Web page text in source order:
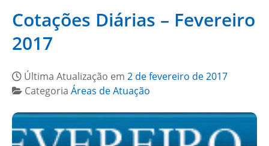
Cotações Diárias – Fevereiro
2017
Última Atualização em 2 de fevereiro de 2017
Categoria Áreas de Atuação